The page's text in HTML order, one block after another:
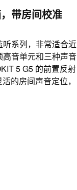
带房间校准
系列，非常适合近
音单元和三种声音
5 G5 的前置反射
的房间声音定位，